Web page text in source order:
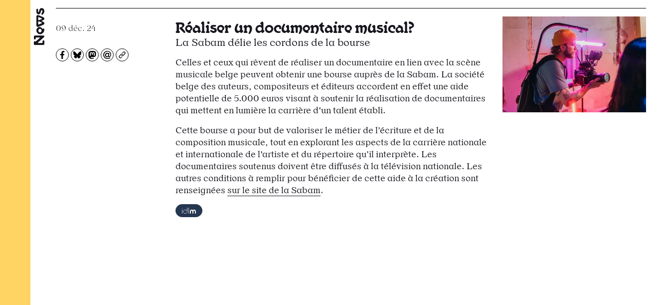
News 09 déc. 24
Partagez sur Facebook
Partager sur Bluesky
Partager sur Mastodon
Partagez par e-mail
Copiez l’url
Réaliser un documentaire musical?
La Sabam délie les cordons de la bourse
Celles et ceux qui rêvent de réaliser un documentaire en lien avec la scène
musicale belge peuvent obtenir une bourse auprès de la Sabam. La société
belge des auteurs, compositeurs et éditeurs accordent en effet une aide
potentielle de 5.000 euros visant à soutenir la réalisation de documentaires
qui mettent en lumière la carrière d'un talent établi.
Cette bourse a pour but de valoriser le métier de l’écriture et de la
composition musicale, tout en explorant les aspects de la carrière nationale
et internationale de l'artiste et du répertoire qu’il interprète. Les
documentaires soutenus doivent être diffusés à la télévision nationale. Les
autres conditions à remplir pour bénéficier de cette aide à la création sont
renseignées sur le site de la Sabam.